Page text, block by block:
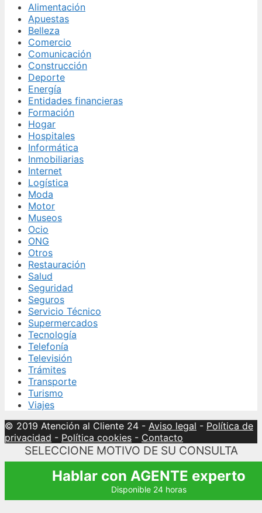
Alimentación
Apuestas
Belleza
Comercio
Comunicación
Construcción
Deporte
Energía
Entidades financieras
Formación
Hogar
Hospitales
Informática
Inmobiliarias
Internet
Logística
Moda
Motor
Museos
Ocio
ONG
Otros
Restauración
Salud
Seguridad
Seguros
Servicio Técnico
Supermercados
Tecnología
Telefonía
Televisión
Trámites
Transporte
Turismo
Viajes
© 2019 Atención al Cliente 24 - Aviso legal - Política de
privacidad - Política cookies - Contacto
SELECCIONE MOTIVO DE SU CONSULTA
Hablar con AGENTE experto
Disponible 24 horas